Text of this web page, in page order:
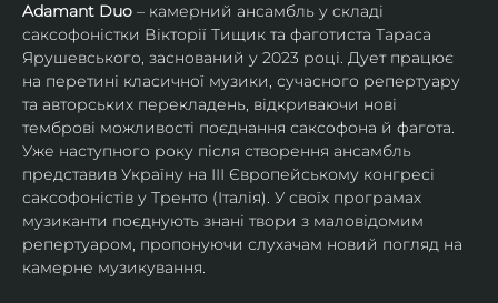
Adamant Duo – камерний ансамбль у складі
саксофоністки Вікторії Тищик та фаготиста Тараса
Ярушевського, заснований у 2023 році. Дует працює
на перетині класичної музики, сучасного репертуару
та авторських перекладень, відкриваючи нові
темброві можливості поєднання саксофона й фагота.
Уже наступного року після створення ансамбль
представив Україну на ІІІ Європейському конгресі
саксофоністів у Тренто (Італія). У своїх програмах
музиканти поєднують знані твори з маловідомим
репертуаром, пропонуючи слухачам новий погляд на
камерне музикування.